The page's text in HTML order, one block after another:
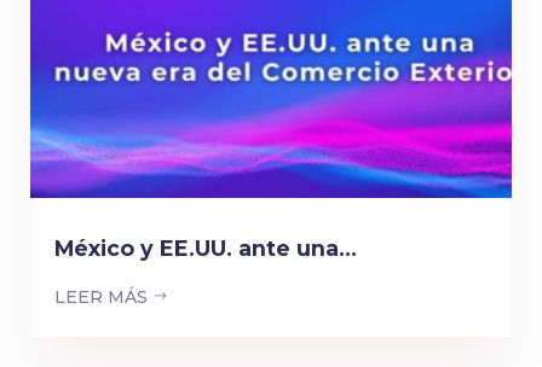
México y EE.UU. ante una...
LEER MÁS